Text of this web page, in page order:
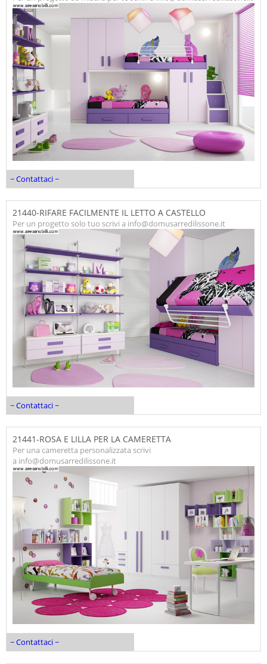
~ Contattaci ~
21440-RIFARE FACILMENTE IL LETTO A CASTELLO
Per un progetto solo tuo scrivi a info@domusarredilissone.it
~ Contattaci ~
21441-ROSA E LILLA PER LA CAMERETTA
Per una cameretta personalizzata scrivi
a info@domusarredilissone.it
~ Contattaci ~